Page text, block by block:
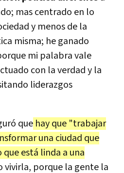
mas centrado en lo
y menos de la
misma; he ganado
mi palabra vale
con la verdad y la
liderazgos
que hay que "trabajar
una ciudad que
está linda a una
vivirla, porque la gente la